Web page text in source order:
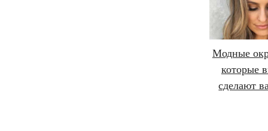
Модные
которые
сделают